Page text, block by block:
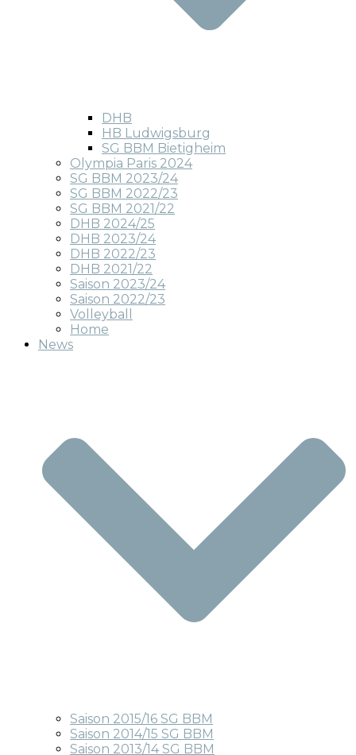
DHB
HB Ludwigsburg
SG BBM Bietigheim
Olympia Paris 2024
SG BBM 2023/24
SG BBM 2022/23
SG BBM 2021/22
DHB 2024/25
DHB 2023/24
DHB 2022/23
DHB 2021/22
Saison 2023/24
Saison 2022/23
Volleyball
Home
News
Saison 2015/16 SG BBM
Saison 2014/15 SG BBM
Saison 2013/14 SG BBM